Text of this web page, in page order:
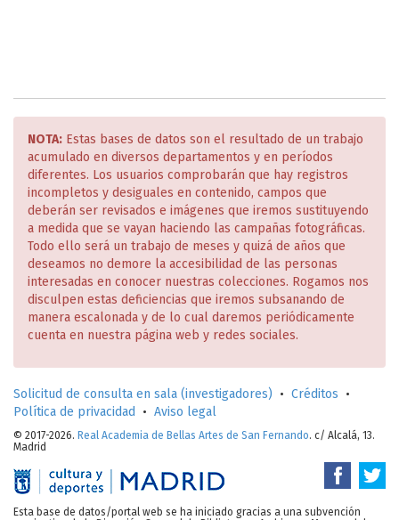
NOTA: Estas bases de datos son el resultado de un trabajo
acumulado en diversos departamentos y en períodos
diferentes. Los usuarios comprobarán que hay registros
incompletos y desiguales en contenido, campos que
deberán ser revisados e imágenes que iremos sustituyendo
a medida que se vayan haciendo las campañas fotográficas.
Todo ello será un trabajo de meses y quizá de años que
deseamos no demore la accesibilidad de las personas
interesadas en conocer nuestras colecciones. Rogamos nos
disculpen estas deficiencias que iremos subsanando de
manera escalonada y de lo cual daremos periódicamente
cuenta en nuestra página web y redes sociales.
Solicitud de consulta en sala (investigadores) • Créditos •
Política de privacidad
• Aviso legal
© 2017-2026. Real Academia de Bellas Artes de San Fernando. c/ Alcalá, 13.
Madrid
Esta base de datos/portal web se ha iniciado gracias a una subvención